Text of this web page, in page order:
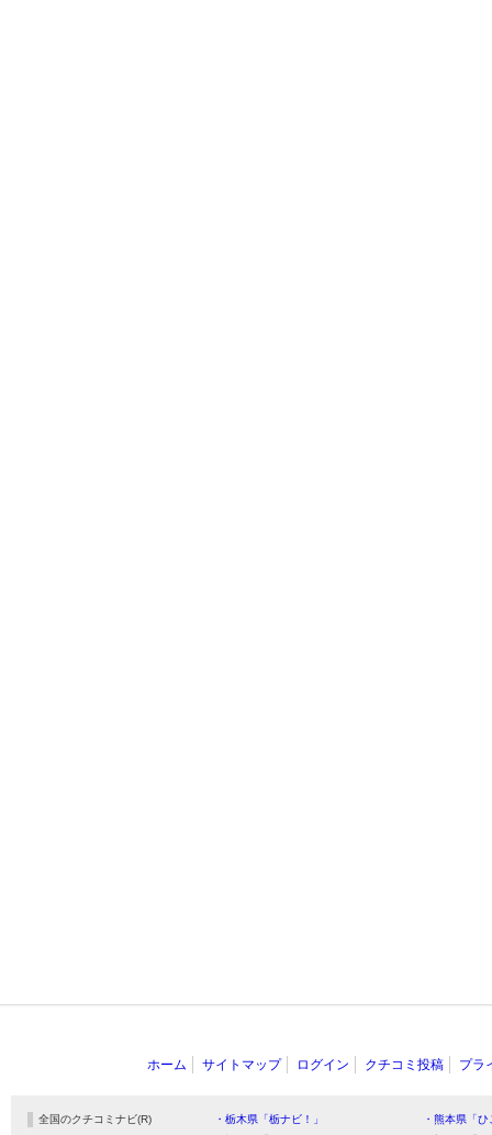
ホーム サイトマップ ログイン クチコミ投稿 プラ
全国のクチコミナビ(R) ・栃木県「栃ナビ！」
・熊本県「